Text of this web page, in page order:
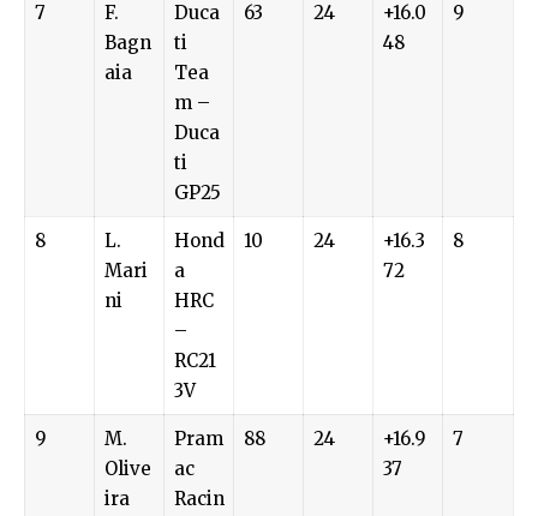
7
F.
Bagn
aia
Duca
ti
Tea
m –
Duca
ti
GP25
63 24
+16.0
48
9
8
L.
Mari
ni
Hond
a
HRC
–
RC21
3V
10 24
+16.3
72
8
9
M.
Olive
ira
Pram
ac
Racin
88 24
+16.9
37
7